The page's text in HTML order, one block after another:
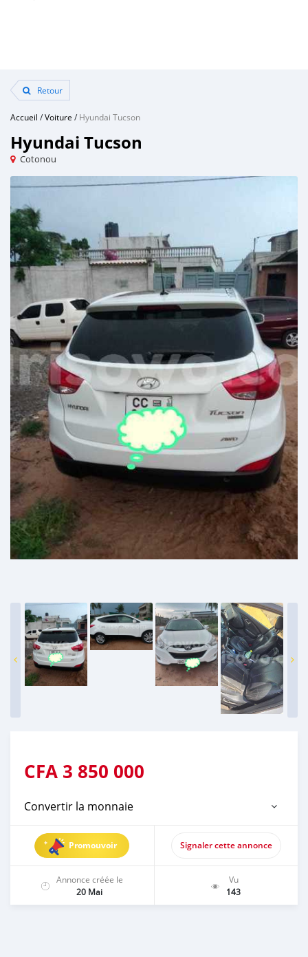
Retour
Accueil /Voiture /Hyundai Tucson
Hyundai Tucson
Cotonou
CFA 3 850 000
Convertir la monnaie
Promouvoir Signaler cette annonce
Annonce créée le
20 Mai
Vu
143